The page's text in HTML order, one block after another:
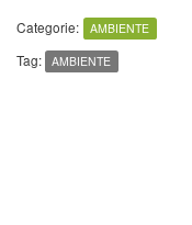
Categorie: AMBIENTE
Tag: AMBIENTE